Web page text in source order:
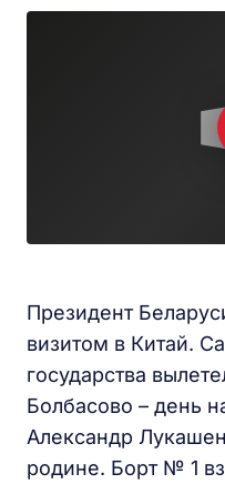
Президент
визитом в Китай.
государства
Болбасово – день
Александр
родине. Борт № 1